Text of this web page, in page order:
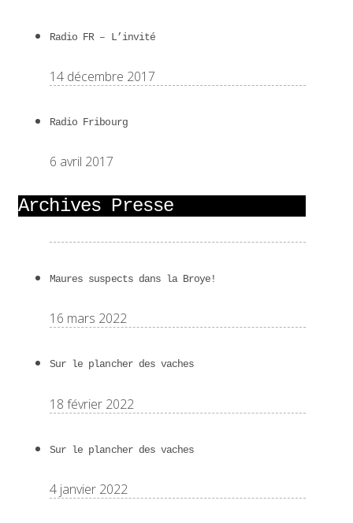
Radio FR – L’invité
14 décembre 2017
Radio Fribourg
6 avril 2017
Archives Presse
Maures suspects dans la Broye!
16 mars 2022
Sur le plancher des vaches
18 février 2022
Sur le plancher des vaches
4 janvier 2022